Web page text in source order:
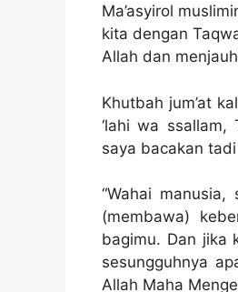
Ma’asyirol
kita dengan
Allah dan
Khutbah jum’at
‘lahi wa
saya bacakan
“Wahai
(membawa)
bagimu. Dan jika
sesungguhnya
Allah Maha